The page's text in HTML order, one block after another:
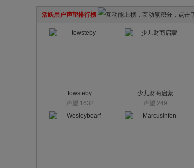
活跃用户声望排行榜
towsteby
声望:1632
少儿财商启蒙
声望:249